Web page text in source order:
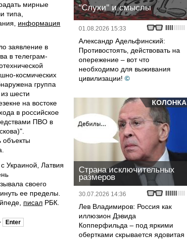
мирные
типа,
информация
заявление в
в телеграм-
космических
группа
шести
на востоке
в российское
ПВО в
объекты
Украиной, Латвия
своего
ее пределы.
писал РБК.
Enter
"Слухи" и смыслы
01.08.2026 15:33
Александр Адельфинский:
Противостоять, действовать на
опережение – вот что
необходимо для выживания
цивилизации! ©
КОЛОНКА
Страна исключительных
размеров
30.07.2026 14:36
Лев Владимиров: Россия как
иллюзион Дэвида
Копперфильда – под яркими
обертками скрывается ядовитая